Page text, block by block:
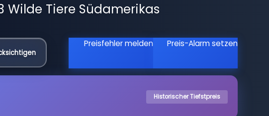
Wilde Tiere Südamerikas
Preisfehler melden Preis-Alarm setzen
Historischer Tiefstpreis